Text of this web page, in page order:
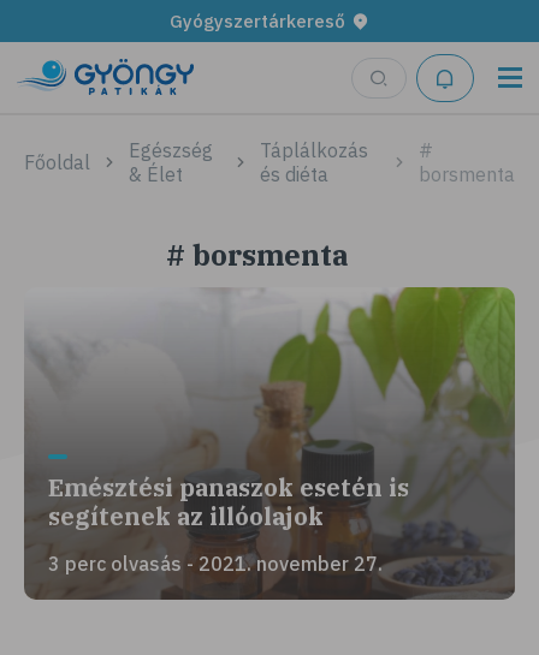
Gyógyszertárkereső
Főoldal
Egészség
& Élet
Táplálkozás
és diéta
#
borsmenta
# borsmenta
Emésztési panaszok esetén is
segítenek az illóolajok
3 perc olvasás - 2021. november 27.